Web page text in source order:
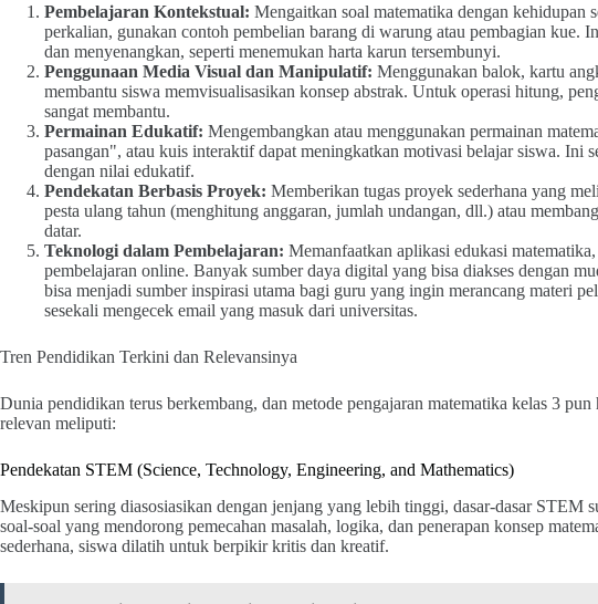
Pembelajaran Kontekstual: Mengaitkan soal matematika dengan kehidupan
perkalian, gunakan contoh pembelian barang di warung atau pembagian kue.
dan menyenangkan, seperti menemukan harta karun tersembunyi.
Penggunaan Media Visual dan Manipulatif: Menggunakan balok, kartu
membantu siswa memvisualisasikan konsep abstrak. Untuk operasi hitung,
sangat membantu.
Permainan Edukatif: Mengembangkan atau menggunakan permainan
pasangan", atau kuis interaktif dapat meningkatkan motivasi belajar siswa. Ini
dengan nilai edukatif.
Pendekatan Berbasis Proyek: Memberikan tugas proyek sederhana yang
pesta ulang tahun (menghitung anggaran, jumlah undangan, dll.) atau
datar.
Teknologi dalam Pembelajaran: Memanfaatkan aplikasi edukasi
pembelajaran online. Banyak sumber daya digital yang bisa diakses dengan
bisa menjadi sumber inspirasi utama bagi guru yang ingin merancang materi
sesekali mengecek email yang masuk dari universitas.
Tren Pendidikan Terkini dan Relevansinya
Dunia pendidikan terus berkembang, dan metode pengajaran matematika kelas 3
relevan meliputi:
Pendekatan STEM (Science, Technology, Engineering, and Mathematics)
Meskipun sering diasosiasikan dengan jenjang yang lebih tinggi, dasar-dasar STEM
soal-soal yang mendorong pemecahan masalah, logika, dan penerapan konsep
sederhana, siswa dilatih untuk berpikir kritis dan kreatif.